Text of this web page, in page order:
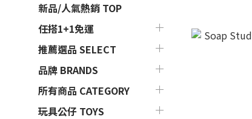
新品/人氣熱銷 TOP
任搭1+1免運
推薦選品 SELECT
品牌 BRANDS
所有商品 CATEGORY
玩具公仔 TOYS